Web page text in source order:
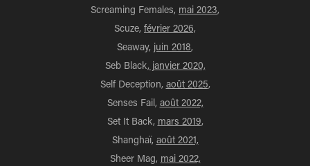
Screaming Females, mai 2023,
Scuze, février 2026,
Seaway, juin 2018,
Seb Black,janvier 2020,
Self Deception, août 2025,
Senses Fail, août 2022,
Set It Back, mars 2019,
Shanghaï, août 2021,
Sheer Mag, mai 2022,